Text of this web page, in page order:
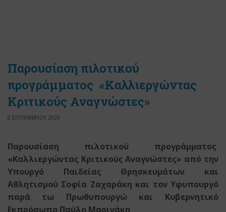
Παρουσίαση πιλοτικού
προγράμματος «Καλλιεργώντας
Κριτικούς Αναγνώστες»
6 ΣΕΠΤΕΜΒΡΙΟΥ 2025
Παρουσίαση πιλοτικού προγράμματος
«Καλλιεργώντας Κριτικούς Αναγνώστες» από την
Υπουργό Παιδείας Θρησκευμάτων και
Αθλητισμού Σοφία Ζαχαράκη και τον Υφυπουργό
παρά τω Πρωθυπουργώ και Κυβερνητικό
Εκπρόσωπο Παύλο Μαρινάκη